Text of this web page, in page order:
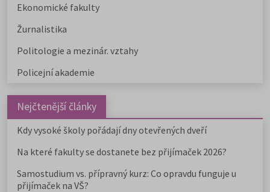
Ekonomické fakulty
Žurnalistika
Politologie a mezinár. vztahy
Policejní akademie
Nejčtenější články
Kdy vysoké školy pořádají dny otevřených dveří
Na které fakulty se dostanete bez přijímaček 2026?
Samostudium vs. přípravný kurz: Co opravdu funguje u
přijímaček na VŠ?